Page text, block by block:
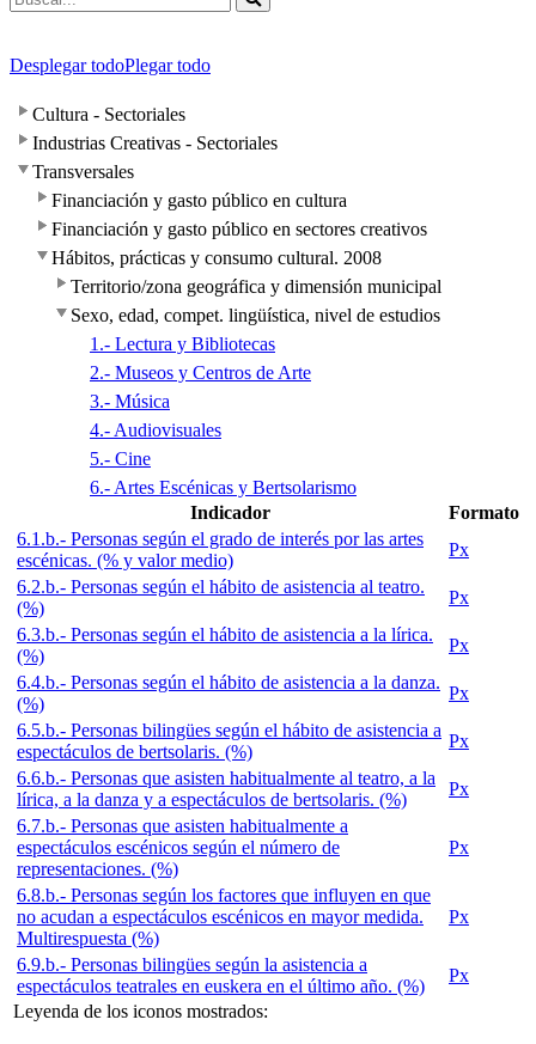
Desplegar todoPlegar todo
Cultura - Sectoriales
Industrias Creativas - Sectoriales
Transversales
Financiación y gasto público en cultura
Financiación y gasto público en sectores creativos
Hábitos, prácticas y consumo cultural. 2008
Territorio/zona geográfica y dimensión municipal
Sexo, edad, compet. lingüística, nivel de estudios
1.- Lectura y Bibliotecas
2.- Museos y Centros de Arte
3.- Música
4.- Audiovisuales
5.- Cine
6.- Artes Escénicas y Bertsolarismo
Indicador
Formato
6.1.b.- Personas según el grado de interés por las artes
escénicas. (% y valor medio)
Px
6.2.b.- Personas según el hábito de asistencia al teatro.
(%)
Px
6.3.b.- Personas según el hábito de asistencia a la lírica.
(%)
Px
6.4.b.- Personas según el hábito de asistencia a la danza.
(%)
Px
6.5.b.- Personas bilingües según el hábito de asistencia a
espectáculos de bertsolaris. (%)
Px
6.6.b.- Personas que asisten habitualmente al teatro, a la
lírica, a la danza y a espectáculos de bertsolaris. (%)
Px
6.7.b.- Personas que asisten habitualmente a
espectáculos escénicos según el número de
representaciones. (%)
Px
6.8.b.- Personas según los factores que influyen en que
no acudan a espectáculos escénicos en mayor medida.
Multirespuesta (%)
Px
6.9.b.- Personas bilingües según la asistencia a
espectáculos teatrales en euskera en el último año. (%)
Px
Leyenda de los iconos mostrados: